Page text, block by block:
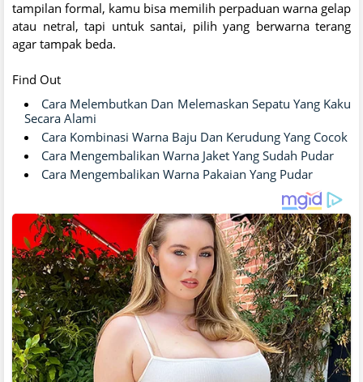
tampilan formal, kamu bisa memilih perpaduan warna gelap
atau netral, tapi untuk santai, pilih yang berwarna terang
agar tampak beda.
Find Out
Cara Melembutkan Dan Melemaskan Sepatu Yang Kaku
Secara Alami
Cara Kombinasi Warna Baju Dan Kerudung Yang Cocok
Cara Mengembalikan Warna Jaket Yang Sudah Pudar
Cara Mengembalikan Warna Pakaian Yang Pudar